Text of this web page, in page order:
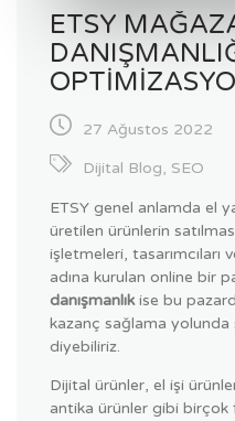
ETSY
27 Ağustos 2022
Dijital Blog, SEO
ETSY genel anlamda el
üretilen ürünlerin
işletmeleri, tasarımcıları
adına kurulan online bir
danışmanlıkise bu
kazanç sağlama
diyebiliriz.
Dijital ürünler, el işi
antika ürünler gibi birçok